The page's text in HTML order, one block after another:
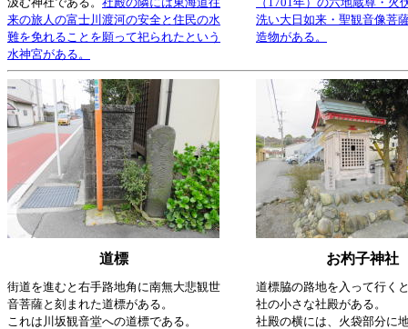
来の旅人の富士川渡河の安全と住民の水
難を免れることを願って祀られたという
水神宮がある。
洗い大日如来・聖観音像菩
造物がある。
道標 お杓子神社
街道を進むと右手路地角に南無大悲観世
音菩薩と刻まれた道標がある。
これは川坂観音堂への道標である。
道標脇の路地を入って行く
社の小さな社殿がある。
社殿の横には、火袋部分に